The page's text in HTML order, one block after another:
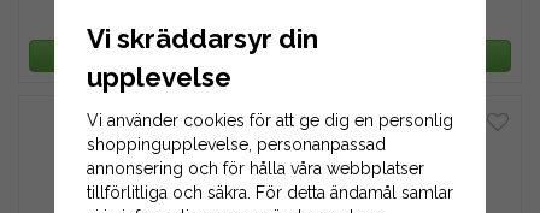
Vi skräddarsyr din
upplevelse
Vi använder cookies för att ge dig en personlig
shoppingupplevelse, personanpassad
annonsering och för hålla våra webbplatser
tillförlitliga och säkra. För detta ändamål samlar